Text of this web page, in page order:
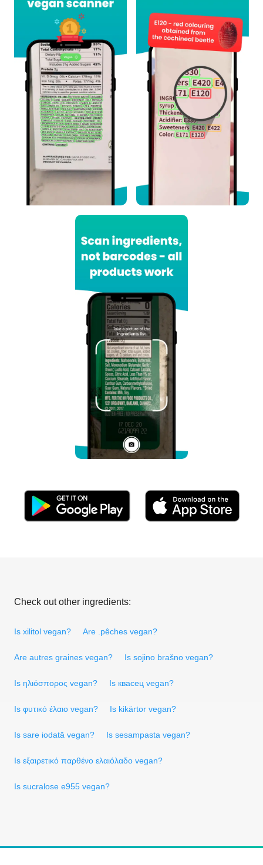
Check out other ingredients:
Is xilitol vegan? Are .pêches vegan?
Are autres graines vegan? Is sojino brašno vegan?
Is ηλιόσπορος vegan? Is квасец vegan?
Is φυτικό έλαιο vegan? Is kikärtor vegan?
Is sare iodată vegan? Is sesampasta vegan?
Is εξαιρετικό παρθένο ελαιόλαδο vegan?
Is sucralose e955 vegan?